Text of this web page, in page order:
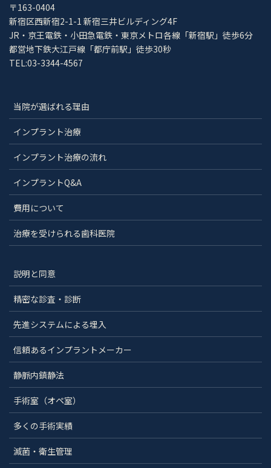
〒163-0404
新宿区西新宿2-1-1 新宿三井ビルディング4F
JR・京王電鉄・小田急電鉄・東京メトロ各線「新宿駅」徒歩6分
都営地下鉄大江戸線「都庁前駅」徒歩30秒
TEL:03-3344-4567
当院が選ばれる理由
インプラント治療
インプラント治療の流れ
インプラントQ&A
費用について
治療を受けられる歯科医院
説明と同意
精密な診査・診断
先進システムによる埋入
信頼あるインプラントメーカー
静脈内鎮静法
手術室（オペ室）
多くの手術実績
滅菌・衛生管理